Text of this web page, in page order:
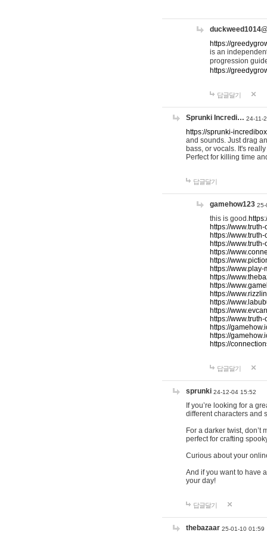
https://
is an
progression
https://
답글달기
Sprunki Incredi… 24-11-
https://sprunki-
and sounds. Just drag
bass, or vocals. It's
Perfect for killing time
답글달기
gamehow123 25-
this is good.
https://
https://
https://
https://
https://
https://
https://
https://
https://
https://
https://
https://
https://
https://
https://
답글달기
sprunki 24-12-04 15:52
If you’re looking for a
different characters and
For a darker twist, don’t
perfect for crafting
Curious about your
And if you want to have
your day!
답글달기
thebazaar 25-01-10 01:59